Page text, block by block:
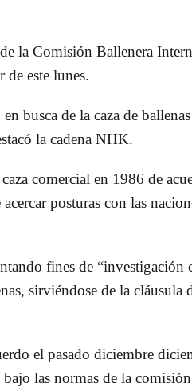
la Comisión Ballenera
de este lunes.
busca de la caza de
la cadena NHK.
comercial en 1986 de
posturas con las
fines de “investigación
sirviéndose de la cláusula
el pasado diciembre
las normas de la